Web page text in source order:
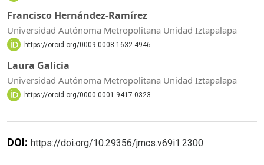
Francisco Hernández-Ramírez
Universidad Autónoma Metropolitana Unidad Iztapalapa
https://orcid.org/0009-0008-1632-4946
Laura Galicia
Universidad Autónoma Metropolitana Unidad Iztapalapa
https://orcid.org/0000-0001-9417-0323
DOI: https://doi.org/10.29356/jmcs.v69i1.2300